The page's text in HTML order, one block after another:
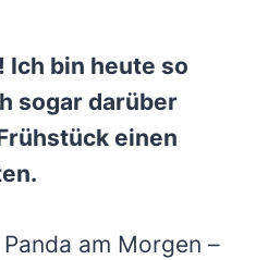
Ich bin heute so
sogar darüber
einen
am Morgen –